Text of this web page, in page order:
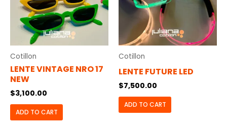
Cotillon
LENTE VINTAGE NRO 17
NEW
$3,100.00
ADD TO CART
Cotillon
LENTE FUTURE LED
$7,500.00
ADD TO CART